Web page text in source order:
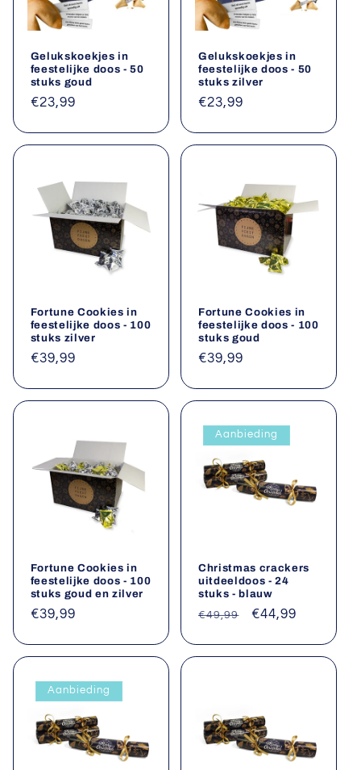
Gelukskoekjes in
feestelijke doos - 50
stuks goud
Normale
€23,99
Gelukskoekjes in
feestelijke doos - 50
stuks zilver
Normale
€23,99
Fortune Cookies in
feestelijke doos - 100
stuks zilver
Normale
€39,99
Fortune Cookies in
feestelijke doos - 100
stuks goud
Normale
€39,99
Fortune Cookies in
feestelijke doos - 100
stuks goud en zilver
Normale
€39,99
Aanbieding
Christmas crackers
uitdeeldoos - 24
stuks - blauw
Normale
€49,99 €44,99
Aanbieding